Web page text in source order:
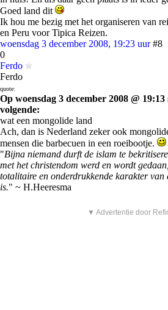
Goed land dit
Ik hou me bezig met het organiseren van
en Peru voor Tipica Reizen.
woensdag 3 december 2008, 19:23 uur #8
0
Ferdo
Ferdo
quote:
Op woensdag 3 december 2008 @
volgende:
wat een mongolide land
Ach, dan is Nederland zeker ook
mensen die barbecuen in een roeibootje.
"Bijna niemand durft de islam te
met het christendom werd en wordt
totalitaire en onderdrukkende karakter van
is." ~ H.Heeresma
▼ Advertentie door